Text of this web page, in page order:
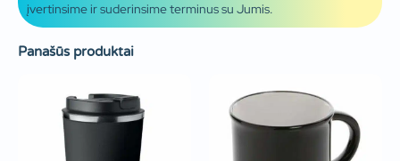
įvertinsime ir suderinsime terminus su Jumis.
Panašūs produktai